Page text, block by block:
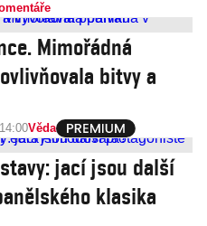
Mimořádná
bitvy a
14:00Věda
jací jsou další
klasika